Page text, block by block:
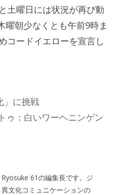
土曜日には状況が再び動
曜朝少なくとも午前9時ま
コードイエローを宣言し
」に挑戦
ゥ：白いワーヘニンゲン
61の編集長です。ジ
文化コミュニケーションの